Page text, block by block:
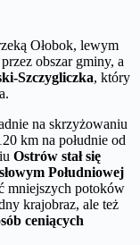
Ołobok, lewym
obszar gminy, a
Szczygliczka, który
na skrzyżowaniu
km na południe od
Ostrów stał się
Południowej
mniejszych potoków
krajobraz, ale też
ceniących